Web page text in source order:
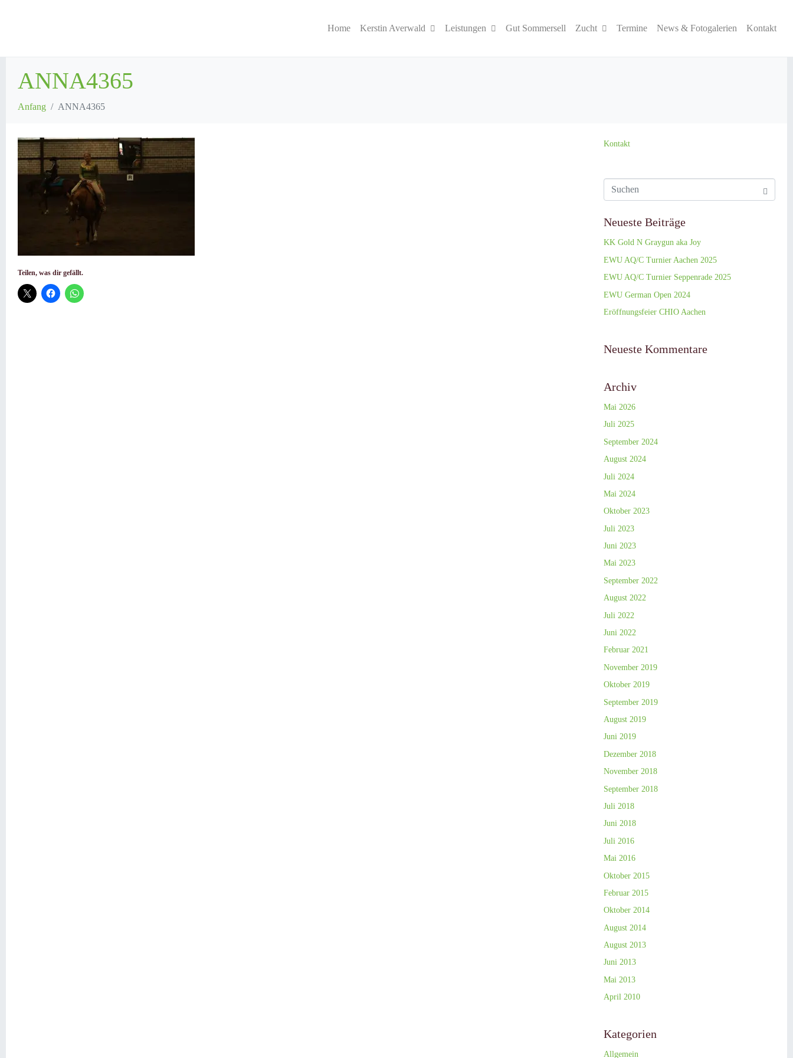
Home Kerstin Averwald Leistungen Gut Sommersell Zucht Termine News & Fotogalerien Kontakt
ANNA4365
Anfang ANNA4365
Teilen, was dir gefällt.
Kontakt
Neueste Beiträge
KK Gold N Graygun aka Joy
EWU AQ/C Turnier Aachen 2025
EWU AQ/C Turnier Seppenrade 2025
EWU German Open 2024
Eröffnungsfeier CHIO Aachen
Neueste Kommentare
Archiv
Mai 2026
Juli 2025
September 2024
August 2024
Juli 2024
Mai 2024
Oktober 2023
Juli 2023
Juni 2023
Mai 2023
September 2022
August 2022
Juli 2022
Juni 2022
Februar 2021
November 2019
Oktober 2019
September 2019
August 2019
Juni 2019
Dezember 2018
November 2018
September 2018
Juli 2018
Juni 2018
Juli 2016
Mai 2016
Oktober 2015
Februar 2015
Oktober 2014
August 2014
August 2013
Juni 2013
Mai 2013
April 2010
Kategorien
Allgemein